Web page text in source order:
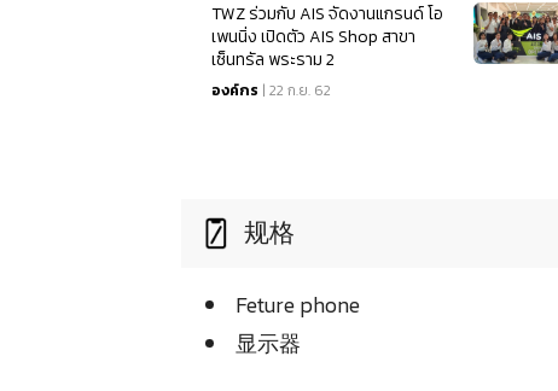
TWZ ร่วมกับ AIS จัดงานแกรนด์ โอ
เพนนิ่ง เปิดตัว AIS Shop สาขา
เซ็นทรัล พระราม 2
องค์กร | 22 ก.ย. 62
规格
Feture phone
显示器